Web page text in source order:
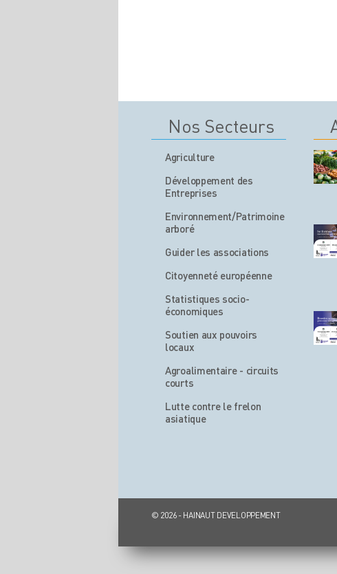
Nos Secteurs
Agriculture
Développement des
Entreprises
Environnement/Patrimoine
arboré
Guider les associations
Citoyenneté européenne
Statistiques socio-
économiques
Soutien aux pouvoirs
locaux
Agroalimentaire - circuits
courts
Lutte contre le frelon
asiatique
© 2026 - HAINAUT DEVELOPPEMENT